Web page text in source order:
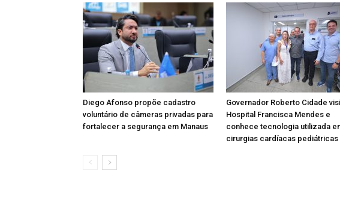
Diego Afonso propõe cadastro
voluntário de câmeras privadas para
fortalecer a segurança em Manaus
Governador Roberto Cidade
Hospital Francisca Mendes e
conhece tecnologia utilizada
cirurgias cardíacas pediátricas